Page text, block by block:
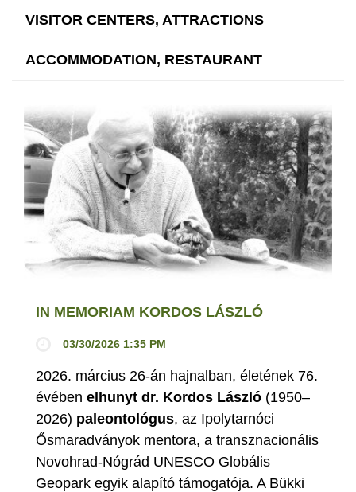
VISITOR CENTERS, ATTRACTIONS
ACCOMMODATION, RESTAURANT
IN MEMORIAM KORDOS LÁSZLÓ
03/30/2026 1:35 PM
2026. március 26-án hajnalban, életének 76.
évében elhunyt dr. Kordos László (1950–
2026) paleontológus, az Ipolytarnóci
Ősmaradványok mentora, a transznacionális
Novohrad-Nógrád UNESCO Globális
Geopark egyik alapító támogatója. A Bükki